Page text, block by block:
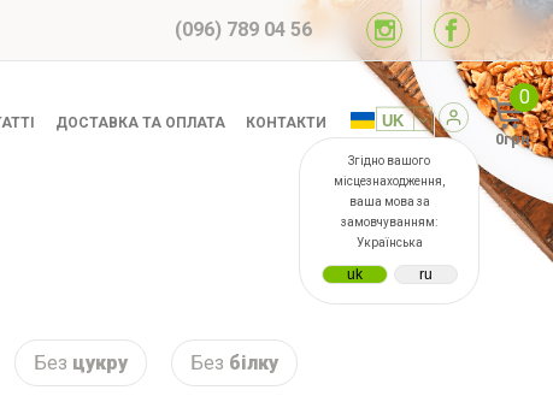
(096) 789 04 56
ДОСТАВКА ТА ОПЛАТА КОНТАКТИ
Згідно вашого
місцезнаходження,
ваша мова за
замовчуванням:
Українська
0
0грн
Без цукру Без білку